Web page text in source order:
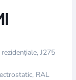
J275
RAL